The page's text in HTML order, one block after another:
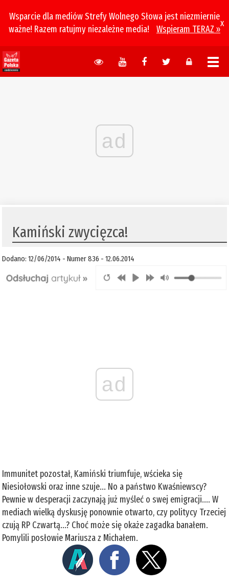
Wsparcie dla mediów Strefy Wolnego Słowa jest niezmiernie
ważne! Razem ratujmy niezależne media!
Wspieram TERAZ »
x
ad
Kamiński zwycięzca!
Dodano: 12/06/2014 - Numer 836 - 12.06.2014
ad
Immunitet pozostał, Kamiński triumfuje, wścieka się
Niesiołowski oraz inne szuje... No a państwo Kwaśniewscy?
Pewnie w desperacji zaczynają już myśleć o swej emigracji.... W
mediach wielką dyskusję ponownie otwarto, czy politycy Trzeciej
czują RP Czwartą...? Choć może się okaże zagadka banałem.
Pomylili posłowie Mariusza z Michałem.